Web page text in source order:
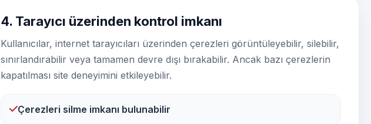
4. Tarayıcı üzerinden kontrol imkanı
Kullanıcılar, internet tarayıcıları üzerinden çerezleri görüntüleyebilir, silebilir,
sınırlandırabilir veya tamamen devre dışı bırakabilir. Ancak bazı çerezlerin
kapatılması site deneyimini etkileyebilir.
Çerezleri silme imkanı bulunabilir